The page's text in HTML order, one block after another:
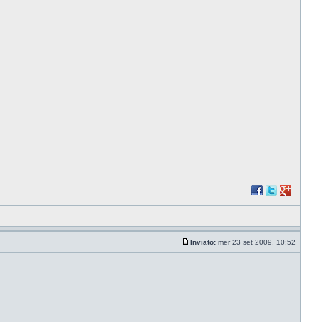
Inviato: mer 23 set 2009, 10:52